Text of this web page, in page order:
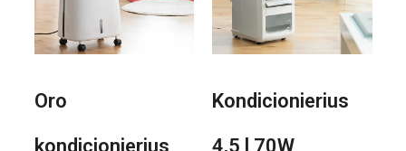
Oro
kondicionierius
Kondicionierius
4,5 l 70W